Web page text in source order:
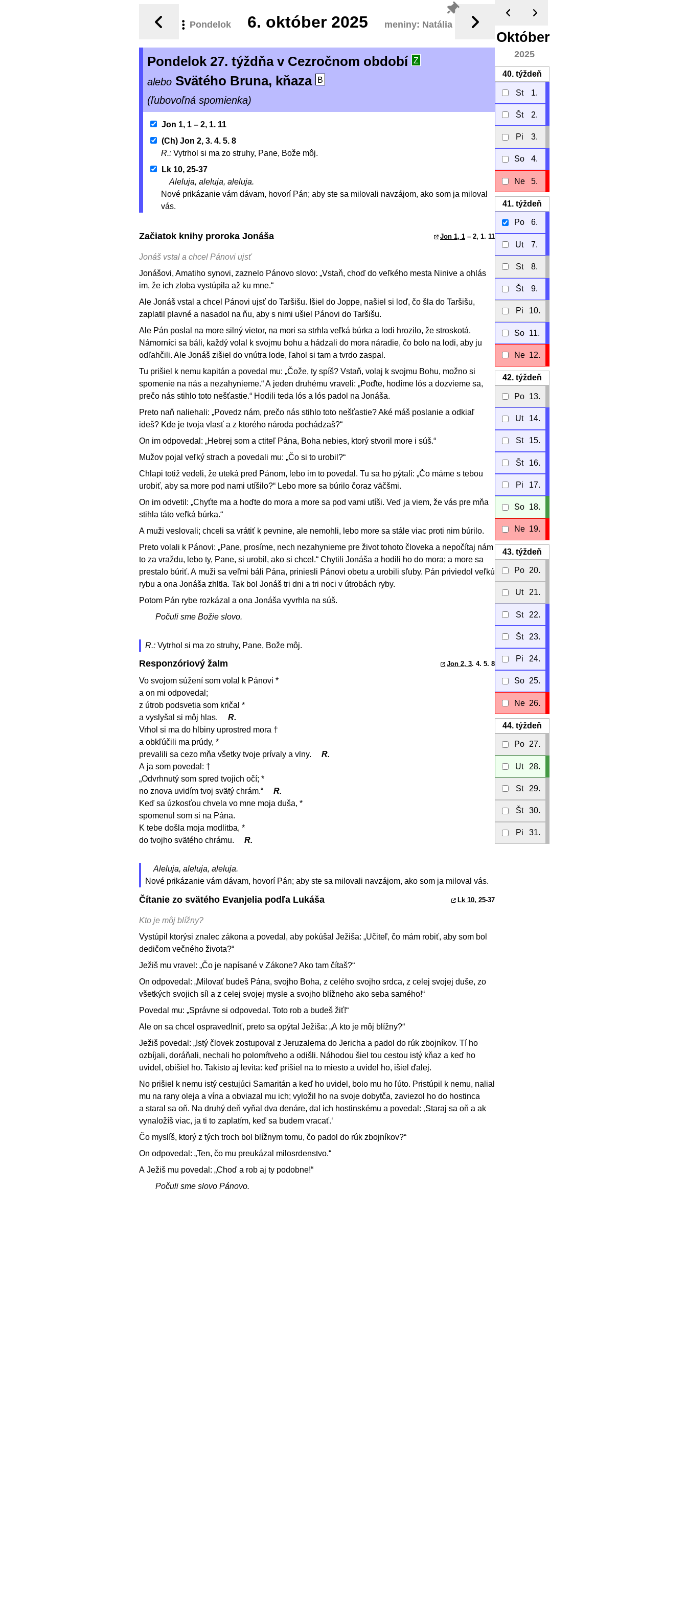
Pondelok 6. október 2025 meniny: Natália
Pondelok 27. týždňa v Cezročnom období Z
alebo Svätého Bruna, kňaza B
(ľubovoľná spomienka)
Jon 1, 1 – 2, 1. 11
(Ch) Jon 2, 3. 4. 5. 8
R.: Vytrhol si ma zo struhy, Pane, Bože môj.
Lk 10, 25-37
Aleluja, aleluja, aleluja.
Nové prikázanie vám dávam, hovorí Pán; aby ste sa milovali navzájom, ako som ja miloval
vás.
Začiatok knihy proroka Jonáša Jon 1, 1 – 2, 1. 11
Jonáš vstal a chcel Pánovi ujsť
Jonášovi, Amatiho synovi, zaznelo Pánovo slovo: „Vstaň, choď do veľkého mesta Ninive a ohlás
im, že ich zloba vystúpila až ku mne.“
Ale Jonáš vstal a chcel Pánovi ujsť do Taršišu. Išiel do Joppe, našiel si loď, čo šla do Taršišu,
zaplatil plavné a nasadol na ňu, aby s nimi ušiel Pánovi do Taršišu.
Ale Pán poslal na more silný vietor, na mori sa strhla veľká búrka a lodi hrozilo, že stroskotá.
Námorníci sa báli, každý volal k svojmu bohu a hádzali do mora náradie, čo bolo na lodi, aby ju
odľahčili. Ale Jonáš zišiel do vnútra lode, ľahol si tam a tvrdo zaspal.
Tu prišiel k nemu kapitán a povedal mu: „Čože, ty spíš? Vstaň, volaj k svojmu Bohu, možno si
spomenie na nás a nezahynieme.“ A jeden druhému vraveli: „Poďte, hodíme lós a dozvieme sa,
prečo nás stihlo toto nešťastie.“ Hodili teda lós a lós padol na Jonáša.
Preto naň naliehali: „Povedz nám, prečo nás stihlo toto nešťastie? Aké máš poslanie a odkiaľ
ideš? Kde je tvoja vlasť a z ktorého národa pochádzaš?“
On im odpovedal: „Hebrej som a ctiteľ Pána, Boha nebies, ktorý stvoril more i súš.“
Mužov pojal veľký strach a povedali mu: „Čo si to urobil?“
Chlapi totiž vedeli, že uteká pred Pánom, lebo im to povedal. Tu sa ho pýtali: „Čo máme s tebou
urobiť, aby sa more pod nami utíšilo?“ Lebo more sa búrilo čoraz väčšmi.
On im odvetil: „Chyťte ma a hoďte do mora a more sa pod vami utíši. Veď ja viem, že vás pre mňa
stihla táto veľká búrka.“
A muži veslovali; chceli sa vrátiť k pevnine, ale nemohli, lebo more sa stále viac proti nim búrilo.
Preto volali k Pánovi: „Pane, prosíme, nech nezahynieme pre život tohoto človeka a nepočítaj nám
to za vraždu, lebo ty, Pane, si urobil, ako si chcel.“ Chytili Jonáša a hodili ho do mora; a more sa
prestalo búriť. A muži sa veľmi báli Pána, priniesli Pánovi obetu a urobili sľuby. Pán priviedol veľkú
rybu a ona Jonáša zhltla. Tak bol Jonáš tri dni a tri noci v útrobách ryby.
Potom Pán rybe rozkázal a ona Jonáša vyvrhla na súš.
Počuli sme Božie slovo.
R.: Vytrhol si ma zo struhy, Pane, Bože môj.
Responzóriový žalm Jon 2, 3. 4. 5. 8
Vo svojom súžení som volal k Pánovi *
a on mi odpovedal;
z útrob podsvetia som kričal *
a vyslyšal si môj hlas.
R.
Vrhol si ma do hlbiny uprostred mora †
a obkľúčili ma prúdy, *
prevalili sa cezo mňa všetky tvoje prívaly a vlny.
R.
A ja som povedal: †
„Odvrhnutý som spred tvojich očí; *
no znova uvidím tvoj svätý chrám.“
R.
Keď sa úzkosťou chvela vo mne moja duša, *
spomenul som si na Pána.
K tebe došla moja modlitba, *
do tvojho svätého chrámu.
R.
Aleluja, aleluja, aleluja.
Nové prikázanie vám dávam, hovorí Pán; aby ste sa milovali navzájom, ako som ja miloval vás.
Čítanie zo svätého Evanjelia podľa Lukáša Lk 10, 25-37
Kto je môj blížny?
Vystúpil ktorýsi znalec zákona a povedal, aby pokúšal Ježiša: „Učiteľ, čo mám robiť, aby som bol
dedičom večného života?“
Ježiš mu vravel: „Čo je napísané v Zákone? Ako tam čítaš?“
On odpovedal: „Milovať budeš Pána, svojho Boha, z celého svojho srdca, z celej svojej duše, zo
všetkých svojich síl a z celej svojej mysle a svojho blížneho ako seba samého!“
Povedal mu: „Správne si odpovedal. Toto rob a budeš žiť!“
Ale on sa chcel ospravedlniť, preto sa opýtal Ježiša: „A kto je môj blížny?“
Ježiš povedal: „Istý človek zostupoval z Jeruzalema do Jericha a padol do rúk zbojníkov. Tí ho
ozbíjali, doráňali, nechali ho polomŕtveho a odišli. Náhodou šiel tou cestou istý kňaz a keď ho
uvidel, obišiel ho. Takisto aj levita: keď prišiel na to miesto a uvidel ho, išiel ďalej.
No prišiel k nemu istý cestujúci Samaritán a keď ho uvidel, bolo mu ho ľúto. Pristúpil k nemu, nalial
mu na rany oleja a vína a obviazal mu ich; vyložil ho na svoje dobytča, zaviezol ho do hostinca
a staral sa oň. Na druhý deň vyňal dva denáre, dal ich hostinskému a povedal: ‚Staraj sa oň a ak
vynaložíš viac, ja ti to zaplatím, keď sa budem vracať.‘
Čo myslíš, ktorý z tých troch bol blížnym tomu, čo padol do rúk zbojníkov?“
On odpovedal: „Ten, čo mu preukázal milosrdenstvo.“
A Ježiš mu povedal: „Choď a rob aj ty podobne!“
Počuli sme slovo Pánovo.
Október
2025
40.týždeň
St 1.
Št 2.
Pi 3.
So 4.
Ne 5.
41.týždeň
Po 6.
Ut 7.
St 8.
Št 9.
Pi 10.
So 11.
Ne 12.
42.týždeň
Po 13.
Ut 14.
St 15.
Št 16.
Pi 17.
So 18.
Ne 19.
43.týždeň
Po 20.
Ut 21.
St 22.
Št 23.
Pi 24.
So 25.
Ne 26.
44.týždeň
Po 27.
Ut 28.
St 29.
Št 30.
Pi 31.